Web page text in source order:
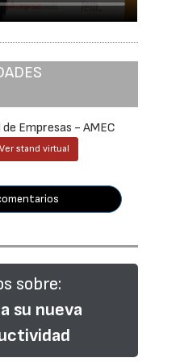
Empresas - AMEC
Ver stand virtual
sobre:
su nueva